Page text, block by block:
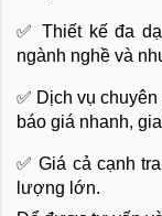
✅ Thiết kế đa
ngành nghề và
✅ Dịch vụ
báo giá nhanh,
✅ Giá cả cạnh
lượng lớn.